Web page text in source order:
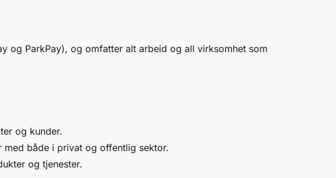
og ParkPay), og omfatter alt arbeid og all virksomhet som
og kunder.
med både i privat og offentlig sektor.
og tjenester.